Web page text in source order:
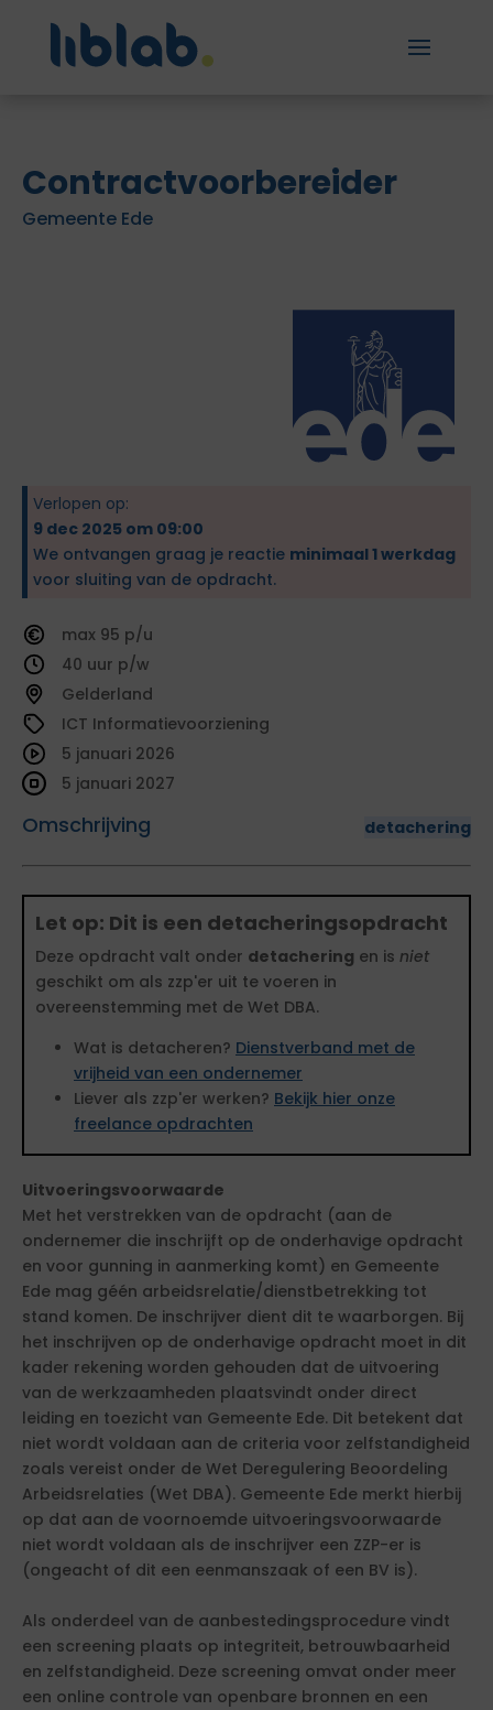
Contractvoorbereider
Gemeente Ede
Verlopen op:
9 dec 2025 om 09:00
We ontvangen graag je reactie minimaal 1 werkdag
voor sluiting van de opdracht.
95
40
Gelderland
ICT Informatievoorziening
Omschrijving detachering
5 januari 2026
5 januari 2027
Let op: Dit is een detacheringsopdracht
Deze opdracht valt onder detachering en is niet
geschikt om als zzp'er uit te voeren in
overeenstemming met de Wet DBA.
Wat is detacheren? Dienstverband met de
vrijheid van een ondernemer
Liever als zzp'er werken? Bekijk hier onze
freelance opdrachten
Uitvoeringsvoorwaarde
Met het verstrekken van de opdracht (aan de
ondernemer die inschrijft op de onderhavige opdracht
en voor gunning in aanmerking komt) en Gemeente
Ede mag géén arbeidsrelatie/dienstbetrekking tot
stand komen. De inschrijver dient dit te waarborgen. Bij
het inschrijven op de onderhavige opdracht moet in dit
kader rekening worden gehouden dat de uitvoering
van de werkzaamheden plaatsvindt onder direct
leiding en toezicht van Gemeente Ede. Dit betekent dat
niet wordt voldaan aan de criteria voor zelfstandigheid
zoals vereist onder de Wet Deregulering Beoordeling
Arbeidsrelaties (Wet DBA). Gemeente Ede merkt hierbij
op dat aan de voornoemde uitvoeringsvoorwaarde
niet wordt voldaan als de inschrijver een ZZP-er is
(ongeacht of dit een eenmanszaak of een BV is).
Als onderdeel van de aanbestedingsprocedure vindt
een screening plaats op integriteit, betrouwbaarheid
en zelfstandigheid. Deze screening omvat onder meer
een online controle van openbare bronnen en een